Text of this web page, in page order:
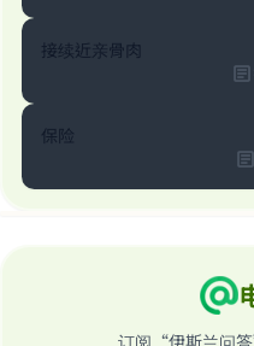
接续近亲骨肉
保险
订阅“伊斯兰问